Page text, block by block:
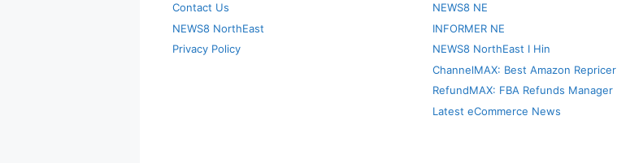
Contact Us
NEWS8 NorthEast
Privacy Policy
NEWS8 NE
INFORMER NE
NEWS8 NorthEast I Hin
ChannelMAX: Best Amazon Repricer
RefundMAX: FBA Refunds Manager
Latest eCommerce News